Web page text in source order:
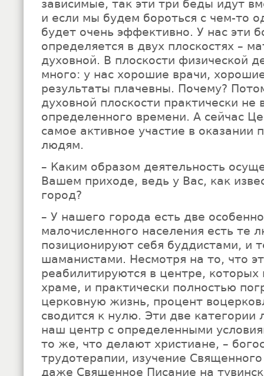
зависимые, так эти три беды идут
и если мы будем бороться с чем-то
будет очень эффективно. У нас эти
определяется в двух плоскостях –
духовной. В плоскости физической
много: у нас хорошие врачи,
результаты плачевны. Почему?
духовной плоскости практически не
определенного времени. А сейчас
самое активное участие в оказании
людям.
– Каким образом деятельность
Вашем приходе, ведь у Вас, как
город?
– У нашего города есть две
малочисленного населения есть те
позиционируют себя буддистами, и
шаманистами. Несмотря на то, что
реабилитируются в центре, которых
храме, и практически полностью
церковную жизнь, процент
сводится к нулю. Эти две
наш центр с определенными
то же, что делают христиане, –
трудотерапии, изучение
даже Священное Писание на